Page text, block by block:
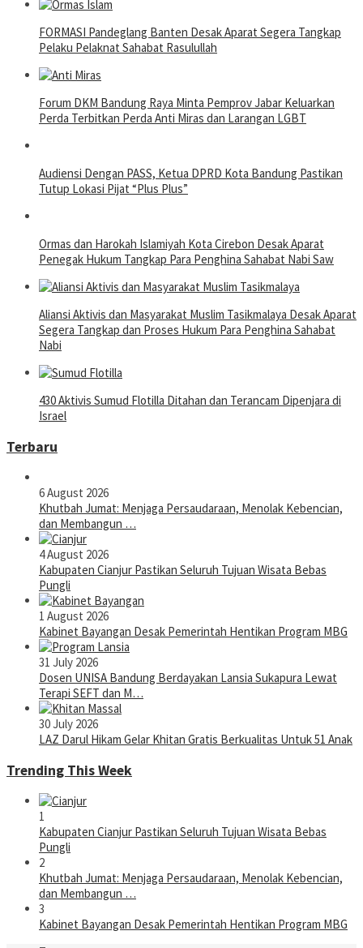
FORMASI Pandeglang Banten Desak Aparat Segera Tangkap
Pelaku Pelaknat Sahabat Rasulullah
Forum DKM Bandung Raya Minta Pemprov Jabar Keluarkan
Perda Terbitkan Perda Anti Miras dan Larangan LGBT
Audiensi Dengan PASS, Ketua DPRD Kota Bandung Pastikan
Tutup Lokasi Pijat “Plus Plus”
Ormas dan Harokah Islamiyah Kota Cirebon Desak Aparat
Penegak Hukum Tangkap Para Penghina Sahabat Nabi Saw
Aliansi Aktivis dan Masyarakat Muslim Tasikmalaya Desak Aparat
Segera Tangkap dan Proses Hukum Para Penghina Sahabat
Nabi
430 Aktivis Sumud Flotilla Ditahan dan Terancam Dipenjara di
Israel
Terbaru
6 August 2026
Khutbah Jumat: Menjaga Persaudaraan, Menolak Kebencian,
dan Membangun …
4 August 2026
Kabupaten Cianjur Pastikan Seluruh Tujuan Wisata Bebas
Pungli
1 August 2026
Kabinet Bayangan Desak Pemerintah Hentikan Program MBG
31 July 2026
Dosen UNISA Bandung Berdayakan Lansia Sukapura Lewat
Terapi SEFT dan M…
30 July 2026
LAZ Darul Hikam Gelar Khitan Gratis Berkualitas Untuk 51 Anak
Trending This Week
1
Kabupaten Cianjur Pastikan Seluruh Tujuan Wisata Bebas
Pungli
2
Khutbah Jumat: Menjaga Persaudaraan, Menolak Kebencian,
dan Membangun …
3
Kabinet Bayangan Desak Pemerintah Hentikan Program MBG